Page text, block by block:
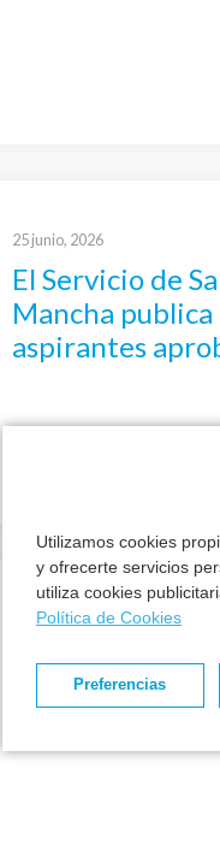
Utilizamos cookies
y ofrecerte servicios
utiliza cookies
Política de Cookies
Preferencias
25 junio, 2026
El Servicio de
Mancha
aspirantes
Laboratorio
El Servicio de
León publica la
de los
temporal de